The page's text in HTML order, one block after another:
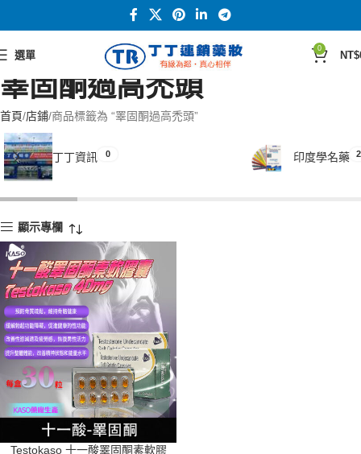
選單
0
NT$
睪固酮過高禿頭
首頁 店鋪 商品標籤為 “睪固酮過高禿頭”
丁丁資訊 0 印度學名藥
顯示專欄
Testokaso 十一酸睪固酮素軟膠